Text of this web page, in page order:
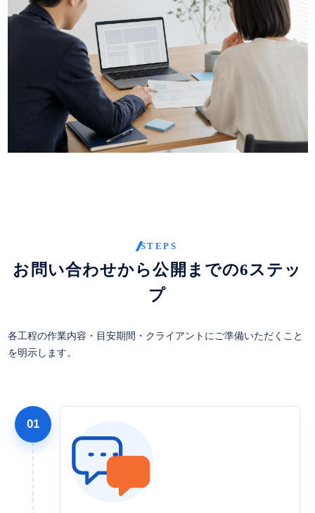
お問い合わせから公開までの6ステッ
プ
各工程の作業内容・目安期間・クライアントにご準備いただくこと
を明示します。
01